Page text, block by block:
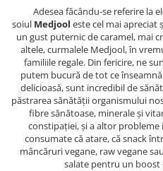
COSMETICE
REMEDII NATURISTE
TOATE PRODUSELE
Adesea făcându-se referire la
soiul Medjool este cel mai apreciat
un gust puternic de caramel, mai
altele, curmalele Medjool, în
familiile regale. Din fericire, ne
putem bucură de tot ce
delicioasă, sunt incredibil de
păstrarea sănătății organismului
fibre sănătoase, minerale și
constipației, și a altor
consumate că atare, că snack
mâncăruri vegane, raw vegane
salate pentru un boost